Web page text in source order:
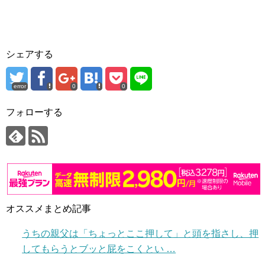
シェアする
error 0 0
フォローする
オススメまとめ記事
うちの親父は「ちょっとここ押して」と頭を指さし、押
してもらうとブッと屁をこくとい …